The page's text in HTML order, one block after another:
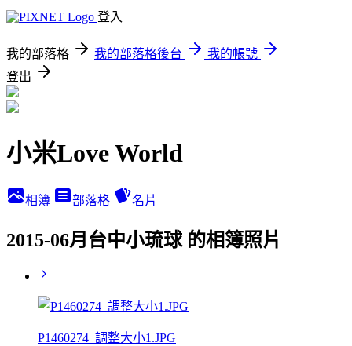
登入
我的部落格 我的部落格後台
我的帳號
登出
小米Love World
相簿 部落格 名片
2015-06月台中小琉球 的相簿照片
P1460274_調整大小1.JPG